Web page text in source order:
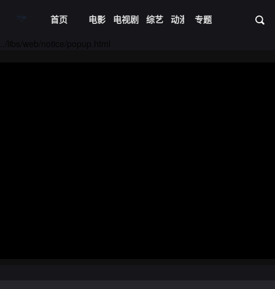
首页 电影 电视剧 综艺 动漫 短剧大全 资
专题